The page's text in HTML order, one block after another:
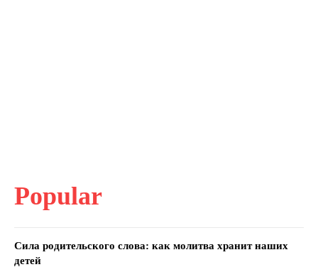
Popular
Сила родительского слова: как молитва хранит наших
детей